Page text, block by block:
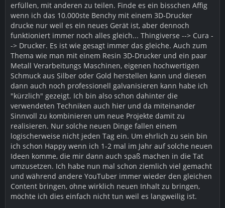
erfüllen, mit anderen zu teilen. Finde es ein bisschen Affig
wenn ich das 10.000ste Benchy mit einem 3D-Drucker
drucke nur weil es ein neues Gerät ist, aber dennoch
funktioniert immer noch alles gleich... Thingiverse --> Cura -
-> Drucker. Es ist wie gesagt immer das gleiche. Auch zum
Thema wie man mit einem Resin 3D-Drucker und ein paar
Metall Verarbeitungs Maschinen, eigenen hochwertigen
Schmuck aus Silber oder Gold herstellen kann und diesen
dann auch noch professionell galvanisieren kann habe ich
"kürzlich" gezeigt. Ich bin also schon dahinter die
verwendeten Techniken auch hier und da miteinander
Sinnvoll zu kombinieren um neue Projekte damit zu
realisieren. Nur solche neuen Dinge fallen einem
logischerweise nicht jeden Tag ein. Um ehrlich zu sein bin
ich schon Happy wenn ich 1-2 mal im Jahr auf solche neuen
Ideen komme, die mir dann auch spaß machen in die Tat
umzusetzen. Ich habe nun mal schon ziemlich viel gemacht
und während andere YouTuber immer wieder den gleichen
Content bringen, ohne wirklich neuen Inhalt zu bringen,
möchte ich dies einfach nicht tun weil es langweilig ist.